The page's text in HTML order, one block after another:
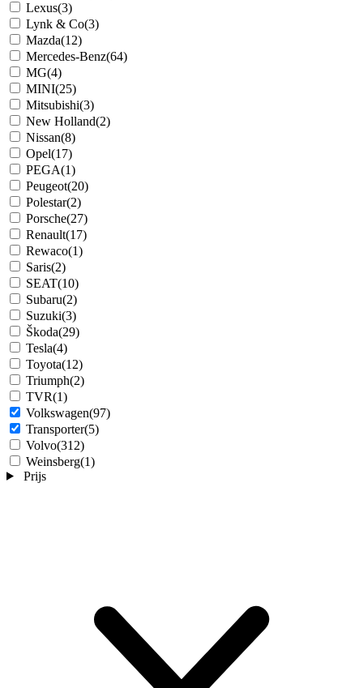
Lexus(3)
Lynk & Co(3)
Mazda(12)
Mercedes-Benz(64)
MG(4)
MINI(25)
Mitsubishi(3)
New Holland(2)
Nissan(8)
Opel(17)
PEGA(1)
Peugeot(20)
Polestar(2)
Porsche(27)
Renault(17)
Rewaco(1)
Saris(2)
SEAT(10)
Subaru(2)
Suzuki(3)
Škoda(29)
Tesla(4)
Toyota(12)
Triumph(2)
TVR(1)
Volkswagen(97)
Transporter(5)
Volvo(312)
Weinsberg(1)
Prijs